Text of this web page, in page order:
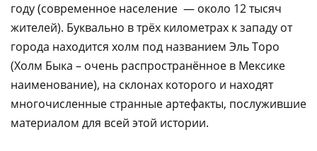
году (современное население — около 12 тысяч
жителей). Буквально в трёх километрах к западу от
города находится холм под названием Эль Торо
(Холм Быка – очень распространённое в Мексике
наименование), на склонах которого и находят
многочисленные странные артефакты, послужившие
материалом для всей этой истории.